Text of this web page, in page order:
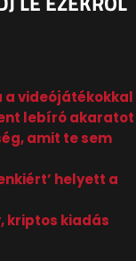
a videójátékokkal
lebíró akaratot
amit te sem
helyett a
kriptos kiadás